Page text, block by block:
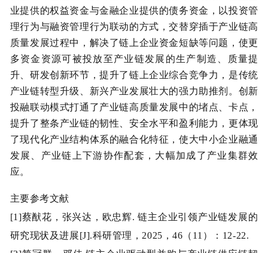
业提供的权益资金与金融企业提供的债务资金，以投资管
理行为与融资管理行为联动的方式，交替穿插于产业链高
质量发展过程中，解决了链上企业资金短缺等问题，使更
多资金资源可被投放至产业链发展的生产制造、质量提
升、研发创新环节，提升了链上企业综合竞争力，是传统
产业链转型升级、新兴产业发展壮大的强力助推剂。创新
投融联动模式打通了产业链高质量发展中的堵点、卡点，
提升了整条产业链的韧性、安全水平和盈利能力，更体现
了现代化产业结构体系的融合化特征，使大中小企业融通
发展、产业链上下游协作配套，大幅加成了产业集群效
应。
主要参考文献
[1]蔡猷花，张兴达，欧忠辉. 链主企业引领产业链发展的
研究现状及进展[J].科研管理，2025，46（11）：12-22.